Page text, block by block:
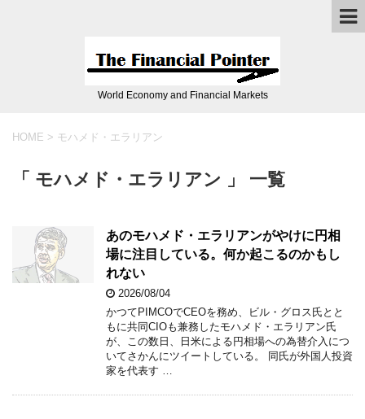
World Economy and Financial Markets
HOME > モハメド・エラリアン
「 モハメド・エラリアン 」 一覧
あのモハメド・エラリアンがやけに円相
場に注目している。何か起こるのかもし
れない
2026/08/04
かつてPIMCOでCEOを務め、ビル・グロス氏とと
もに共同CIOも兼務したモハメド・エラリアン氏
が、この数日、日米による円相場への為替介入につ
いてさかんにツイートしている。 同氏が外国人投資
家を代表す …